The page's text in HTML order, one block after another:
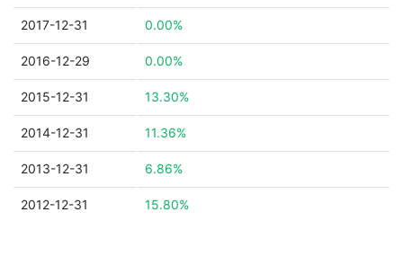
2017-12-31 0.00%
2016-12-29 0.00%
2015-12-31 13.30%
2014-12-31 11.36%
2013-12-31 6.86%
2012-12-31 15.80%